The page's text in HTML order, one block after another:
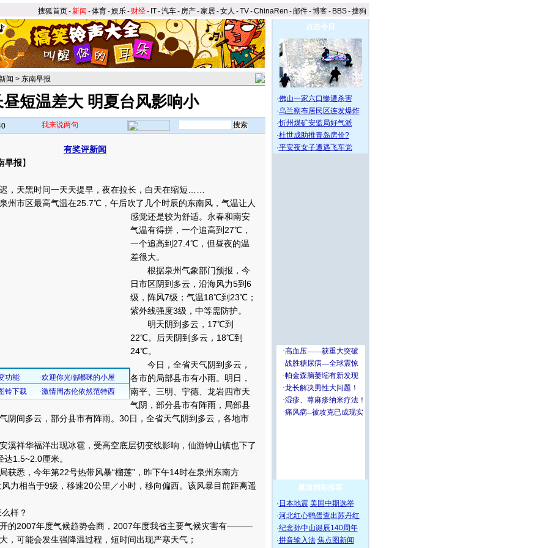
搜狐首页-新闻 -体育-娱乐- 财经- IT-汽车- 房产-家居-女人 -TV-ChinaRen -邮件-博客- BBS-搜狗
闻 > 东南早报
短温差大 明夏台风影响小
我来说两句
有奖评新闻
早报】
天黑时间一天天提早，夜在拉长，白天在缩短……
市区最高气温在25.7℃，午后吹了几个时辰的东南风，气温让人
感觉还是较为舒适。 永春和南安
气温有得拼，一个追高到27℃，
一个追高到27.4℃，但昼夜的温
差很大。
根据泉州气象部门预报，今
日市区阴到多云，沿海风力5到6
级，阵风7级；气温18℃到23℃；
紫外线强度3级，中等需防护。
明天阴到多云，17℃到
22℃。后天阴到多云，18℃到
24℃。
今日，全省天气阴到多云，
各市的局部县市有小雨。明日，
南平、三明、宁德、龙岩四市天
气阴，部分县市有阵雨，局部县
阴间多云，部分县市有阵雨。30日，全省天气阴到多云，各地市
华福洋出现冰雹，受高空底层切变线影响，仙游钟山镇也下了
1.5~2.0厘米。
，今年第22号热带风暴“榴莲”，昨下午14时在泉州东南方
力相当于9级，移速20公里／小时，移向偏西。该风暴目前距离遥
样？
2007年度气候趋势会商，2007年度我省主要气候灾害有———
可能会发生强降温过程，短时间出现严寒天气；
点击今日
·佛山一家六口惨遭杀害
·乌兰察布居民区连发爆炸
·忻州煤矿安监局好气派
·杜世成助推青岛房价?
·平安夜女子遭遇飞车党
频道精彩推荐
· 日本地震 美国中期选举
·河北红心鸭蛋查出苏丹红
·纪念孙中山诞辰140周年
·拼音输入法 焦点图新闻